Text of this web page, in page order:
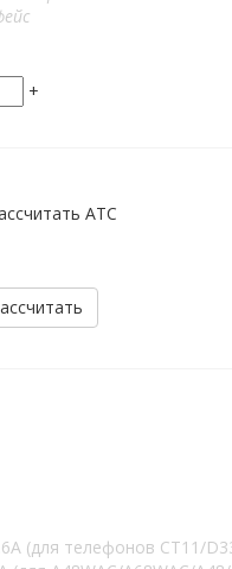
+
АТС
(для телефонов CT11/